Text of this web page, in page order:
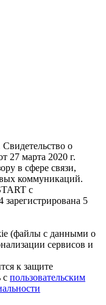
о
марта 2020 г.
в сфере связи,
коммуникаций.
с
5
(файлы с данными о
сервисов и
к защите
с пользовательским